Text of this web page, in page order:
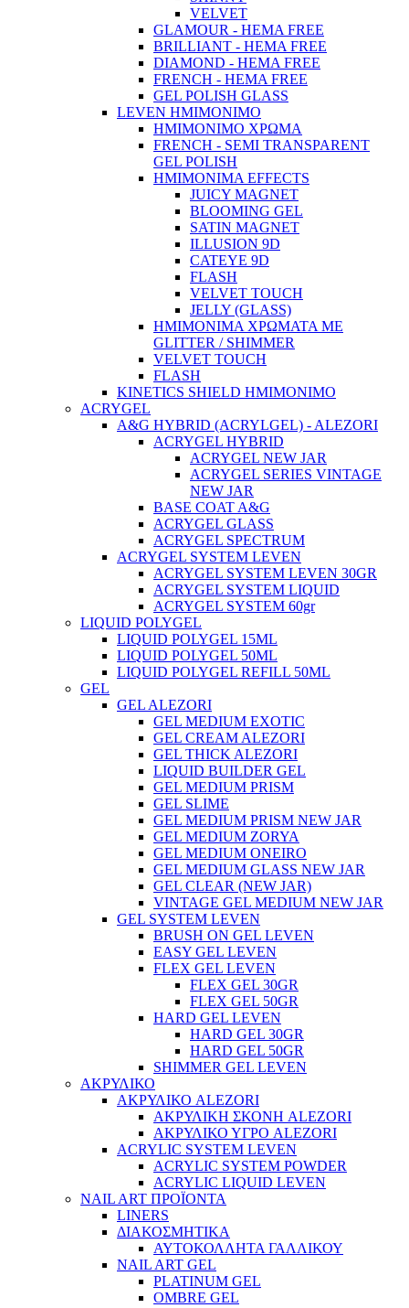
VELVET
GLAMOUR - HEMA FREE
BRILLIANT - HEMA FREE
DIAMOND - HEMA FREE
FRENCH - HEMA FREE
GEL POLISH GLASS
LEVEN ΗΜΙΜΟΝΙΜΟ
ΗΜΙΜΟΝΙΜΟ ΧΡΩΜΑ
FRENCH - SEMI TRANSPARENT
GEL POLISH
HMIMONIMA EFFECTS
JUICY MAGNET
BLOOMING GEL
SATIN MAGNET
ILLUSION 9D
CATEYE 9D
FLASH
VELVET TOUCH
JELLY (GLASS)
ΗΜΙΜΟΝΙΜA ΧΡΩΜΑΤΑ ΜΕ
GLITTER / SHIMMER
VELVET TOUCH
FLASH
KINETICS SHIELD ΗΜΙΜΟΝΙΜΟ
ACRYGEL
A&G HYBRID (ACRYLGEL) - ALEZORI
ACRYGEL HYBRID
ACRYGEL NEW JAR
ACRYGEL SERIES VINTAGE
NEW JAR
BASE COAT A&G
ACRYGEL GLASS
ACRYGEL SPECTRUM
ACRYGEL SYSTEM LEVEN
ACRYGEL SYSTEM LEVEN 30GR
ACRYGEL SYSTEM LIQUID
ACRYGEL SYSTEM 60gr
LIQUID POLYGEL
LIQUID POLYGEL 15ML
LIQUID POLYGEL 50ML
LIQUID POLYGEL REFILL 50ML
GEL
GEL ALEZORI
GEL MEDIUM EXOTIC
GEL CREAM ALEZORI
GEL THICK ALEZORI
LIQUID BUILDER GEL
GEL MEDIUM PRISM
GEL SLIME
GEL MEDIUM PRISM NEW JAR
GEL MEDIUM ZORYA
GEL MEDIUM ONEIRO
GEL MEDIUM GLASS NEW JAR
GEL CLEAR (NEW JAR)
VINTAGE GEL MEDIUM NEW JAR
GEL SYSTEM LEVEN
BRUSH ON GEL LEVEN
EASY GEL LEVEN
FLEX GEL LEVEN
FLEX GEL 30GR
FLEX GEL 50GR
HARD GEL LEVEN
HARD GEL 30GR
HARD GEL 50GR
SHIMMER GEL LEVEN
ΑΚΡΥΛΙΚΟ
ΑΚΡΥΛΙΚΟ ALEZORI
ΑΚΡΥΛΙΚΗ ΣΚΟΝΗ ALEZORI
ΑΚΡΥΛΙΚΟ ΥΓΡΟ ALEZORI
ACRYLIC SYSTEM LEVEN
ACRYLIC SYSTEM POWDER
ACRYLIC LIQUID LEVEN
NAIL ART ΠΡΟΪΟΝΤΑ
LINERS
ΔΙΑΚΟΣΜΗΤΙΚΑ
ΑΥΤΟΚΟΛΛΗΤΑ ΓΑΛΛΙΚΟΥ
NAIL ART GEL
PLATINUM GEL
OMBRE GEL